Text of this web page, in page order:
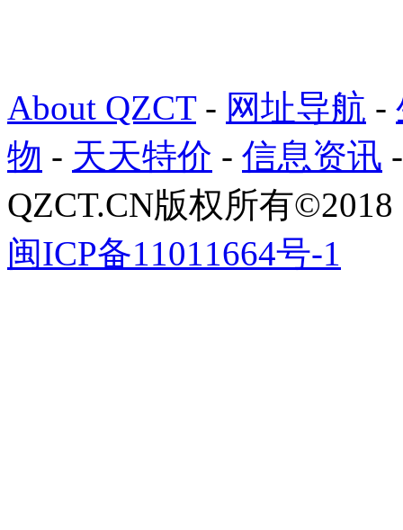
About QZCT- 网址导航 -
物 - 天天特价 - 信息资讯
QZCT.CN版权所有
闽ICP备11011664号-1